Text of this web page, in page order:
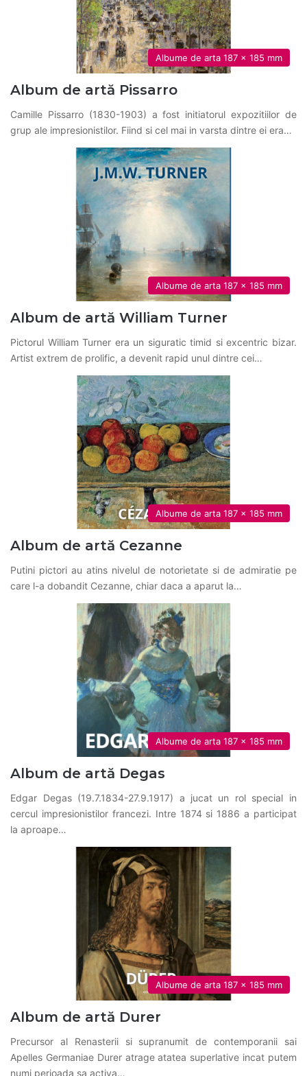
Albume de arta 187 x 185 mm
Album de artă Pissarro
Camille Pissarro (1830-1903) a fost initiatorul expozitiilor de
grup ale impresionistilor. Fiind si cel mai in varsta dintre ei era…
Albume de arta 187 x 185 mm
Album de artă William Turner
Pictorul William Turner era un siguratic timid si excentric bizar.
Artist extrem de prolific, a devenit rapid unul dintre cei…
Albume de arta 187 x 185 mm
Album de artă Cezanne
Putini pictori au atins nivelul de notorietate si de admiratie pe
care l-a dobandit Cezanne, chiar daca a aparut la…
Albume de arta 187 x 185 mm
Album de artă Degas
Edgar Degas (19.7.1834-27.9.1917) a jucat un rol special in
cercul impresionistilor francezi. Intre 1874 si 1886 a participat
la aproape…
Albume de arta 187 x 185 mm
Album de artă Durer
Precursor al Renasterii si supranumit de contemporanii sai
Apelles Germaniae Durer atrage atatea superlative incat putem
numi perioada sa activa…